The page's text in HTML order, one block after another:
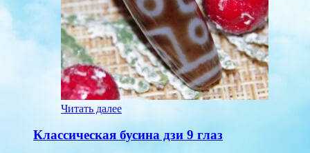
Читать далее
Классическая бусина дзи 9 глаз